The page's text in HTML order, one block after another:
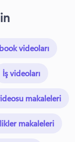
videoları
İş videoları
makaleleri
makaleleri